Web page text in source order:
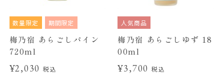
数量限定 期間限定
梅乃宿 あらごしパイン
720ml
¥2,030税込
人気商品
梅乃宿 あらごしゆず 18
00ml
¥3,700 税込